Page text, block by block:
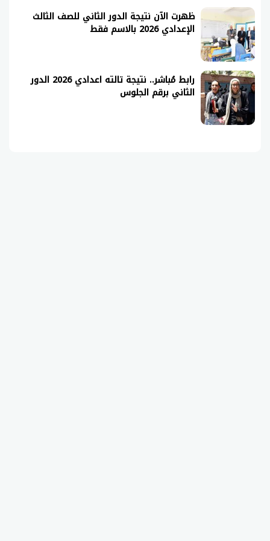
ظهرت الآن نتيجة الدور الثاني للصف الثالث
الإعدادي 2026 بالاسم فقط
رابط مُباشر.. نتيجة تالته اعدادي 2026 الدور
الثاني برقم الجلوس